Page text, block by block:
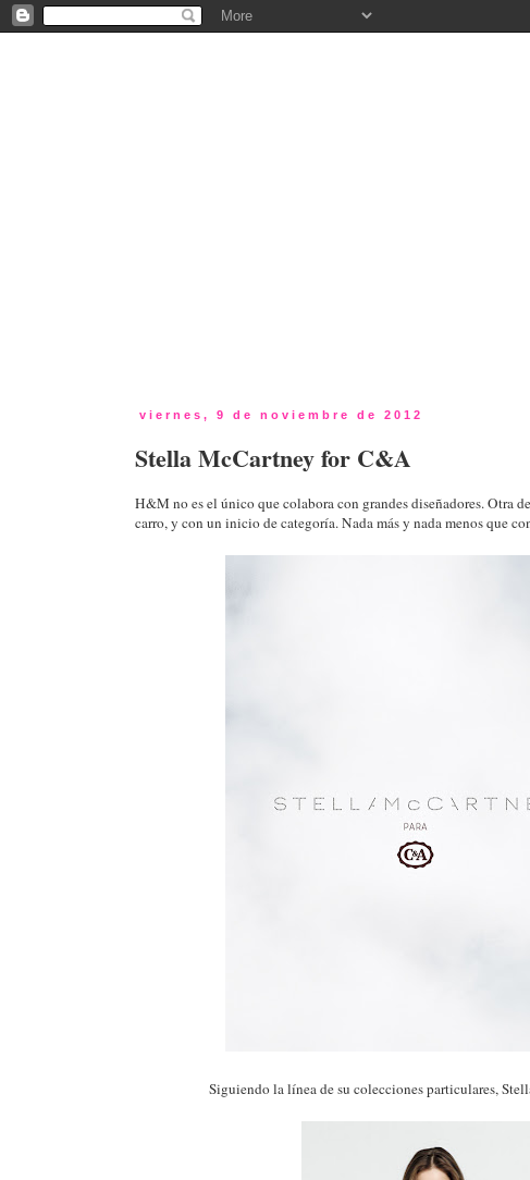
viernes, 9 de noviembre de 2012
Stella McCartney for C&A
H&M no es el único que colabora con grandes diseñadores. Otra
carro, y con un inicio de categoría. Nada más y nada menos que
Siguiendo la línea de su colecciones particulares,